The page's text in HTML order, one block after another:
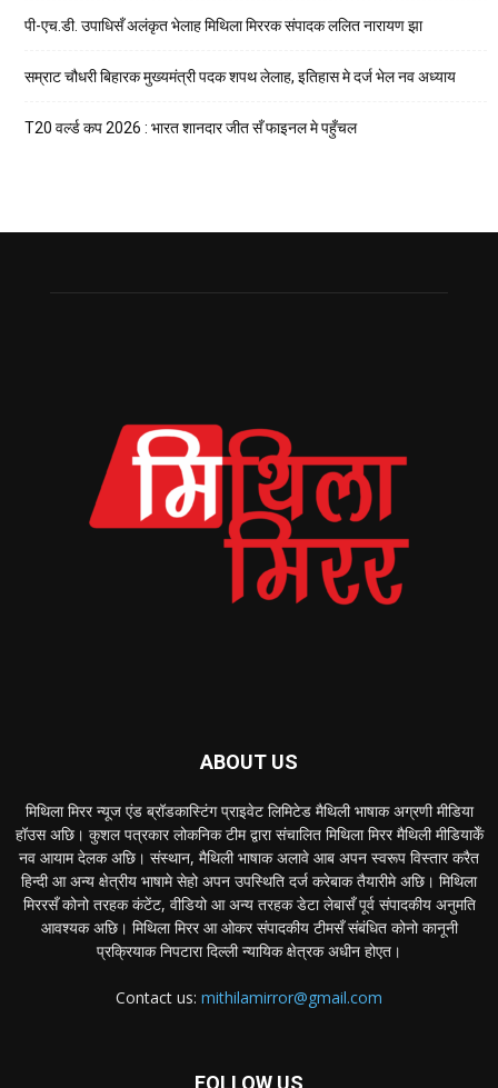
पी-एच.डी. उपाधिसँ अलंकृत भेलाह मिथिला मिररक संपादक ललित नारायण झा
सम्राट चौधरी बिहारक मुख्यमंत्री पदक शपथ लेलाह, इतिहास मे दर्ज भेल नव अध्याय
T20 वर्ल्ड कप 2026 : भारत शानदार जीत सँ फाइनल मे पहुँचल
ABOUT US
मिथिला मिरर न्यूज एंड ब्रॉडकास्टिंग प्राइवेट लिमिटेड मैथिली भाषाक अग्रणी मीडिया
हॉउस अछि। कुशल पत्रकार लोकनिक टीम द्वारा संचालित मिथिला मिरर मैथिली मीडियाकेँ
नव आयाम देलक अछि। संस्थान, मैथिली भाषाक अलावे आब अपन स्वरूप विस्तार करैत
हिन्दी आ अन्य क्षेत्रीय भाषामे सेहो अपन उपस्थिति दर्ज करेबाक तैयारीमे अछि। मिथिला
मिररसँ कोनो तरहक कंटेंट, वीडियो आ अन्य तरहक डेटा लेबासँ पूर्व संपादकीय अनुमति
आवश्यक अछि। मिथिला मिरर आ ओकर संपादकीय टीमसँ संबंधित कोनो कानूनी
प्रक्रियाक निपटारा दिल्ली न्यायिक क्षेत्रक अधीन होएत।
Contact us: mithilamirror@gmail.com
FOLLOW US